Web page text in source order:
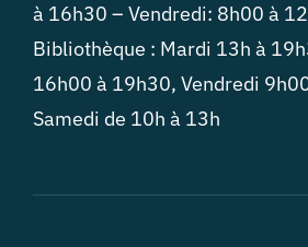
à 16h30 – Vendredi: 8h00 à
Bibliothèque : Mardi 13h à
16h00 à 19h30, Vendredi
Samedi de 10h à 13h